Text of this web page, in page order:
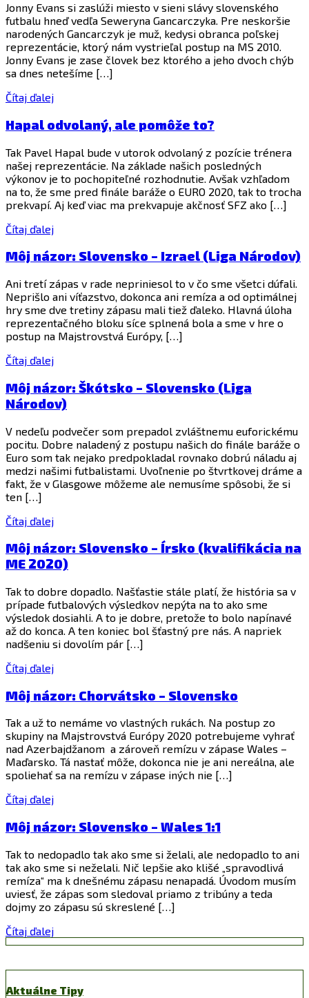
Jonny Evans si zaslúži miesto v sieni slávy slovenského
futbalu hneď vedľa Seweryna Gancarczyka. Pre neskoršie
narodených Gancarczyk je muž, kedysi obranca poľskej
reprezentácie, ktorý nám vystrieľal postup na MS 2010.
Jonny Evans je zase človek bez ktorého a jeho dvoch chýb
sa dnes netešíme […]
Čítaj ďalej
Hapal odvolaný, ale pomôže to?
Tak Pavel Hapal bude v utorok odvolaný z pozície trénera
našej reprezentácie. Na základe našich posledných
výkonov je to pochopiteľné rozhodnutie. Avšak vzhľadom
na to, že sme pred finále baráže o EURO 2020, tak to trocha
prekvapí. Aj keď viac ma prekvapuje akčnosť SFZ ako […]
Čítaj ďalej
Môj názor: Slovensko – Izrael (Liga Národov)
Ani tretí zápas v rade nepriniesol to v čo sme všetci dúfali.
Neprišlo ani víťazstvo, dokonca ani remíza a od optimálnej
hry sme dve tretiny zápasu mali tiež ďaleko. Hlavná úloha
reprezentačného bloku síce splnená bola a sme v hre o
postup na Majstrovstvá Európy, […]
Čítaj ďalej
Môj názor: Škótsko – Slovensko (Liga
Národov)
V nedeľu podvečer som prepadol zvláštnemu euforickému
pocitu. Dobre naladený z postupu našich do finále baráže o
Euro som tak nejako predpokladal rovnako dobrú náladu aj
medzi našimi futbalistami. Uvoľnenie po štvrtkovej dráme a
fakt, že v Glasgowe môžeme ale nemusíme spôsobi, že si
ten […]
Čítaj ďalej
Môj názor: Slovensko – Írsko (kvalifikácia na
ME 2020)
Tak to dobre dopadlo. Našťastie stále platí, že história sa v
prípade futbalových výsledkov nepýta na to ako sme
výsledok dosiahli. A to je dobre, pretože to bolo napínavé
až do konca. A ten koniec bol šťastný pre nás. A napriek
nadšeniu si dovolím pár […]
Čítaj ďalej
Môj názor: Chorvátsko – Slovensko
Tak a už to nemáme vo vlastných rukách. Na postup zo
skupiny na Majstrovstvá Európy 2020 potrebujeme vyhrať
nad Azerbajdžanom a zároveň remízu v zápase Wales –
Maďarsko. Tá nastať môže, dokonca nie je ani nereálna, ale
spoliehať sa na remízu v zápase iných nie […]
Čítaj ďalej
Môj názor: Slovensko – Wales 1:1
Tak to nedopadlo tak ako sme si želali, ale nedopadlo to ani
tak ako sme si neželali. Nič lepšie ako klišé „spravodlivá
remíza“ ma k dnešnému zápasu nenapadá. Úvodom musím
uviesť, že zápas som sledoval priamo z tribúny a teda
dojmy zo zápasu sú skreslené […]
Čítaj ďalej
Aktuálne Tipy